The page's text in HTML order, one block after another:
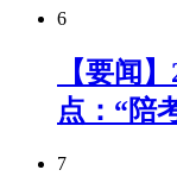
6
【要闻
点：“陪
7